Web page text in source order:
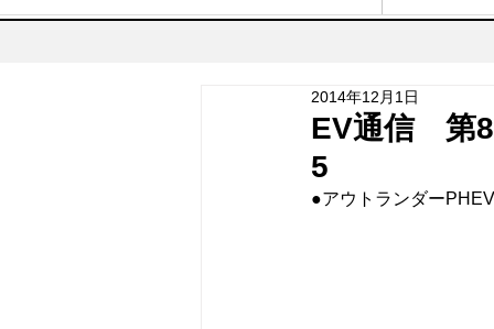
EV通信 第8
5
2014年12月1日
●アウトランダー